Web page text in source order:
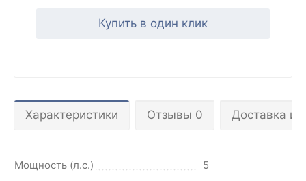
Купить в один клик
Характеристики Отзывы 0 Доставка и
Мощность (л.с.) 5